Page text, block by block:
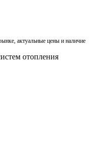
актуальные цены и наличие
отопления